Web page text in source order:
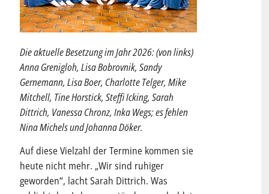
Die aktuelle Besetzung im Jahr 2026: (von links)
Anna Grenigloh, Lisa Bobrovnik, Sandy
Gernemann, Lisa Boer, Charlotte Telger, Mike
Mitchell, Tine Horstick, Steffi Icking, Sarah
Dittrich, Vanessa Chronz, Inka Wegs; es fehlen
Nina Michels und Johanna Döker.
Auf diese Vielzahl der Termine kommen sie
heute nicht mehr. „Wir sind ruhiger
geworden“, lacht Sarah Dittrich. Was